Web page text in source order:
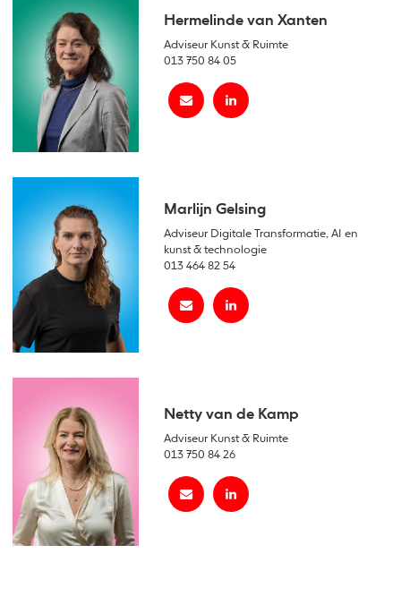
Hermelinde van Xanten
Adviseur Kunst & Ruimte
013 750 84 05
Marlijn Gelsing
Adviseur Digitale Transformatie, AI en
kunst & technologie
013 464 82 54
Netty van de Kamp
Adviseur Kunst & Ruimte
013 750 84 26